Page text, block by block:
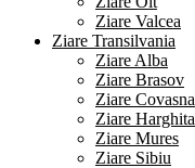
Ziare Valcea
Ziare Transilvania
Ziare Alba
Ziare Brasov
Ziare Covasna
Ziare Harghita
Ziare Mures
Ziare Sibiu